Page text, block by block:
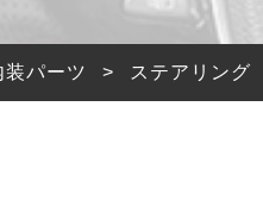
装パーツ > ステアリング